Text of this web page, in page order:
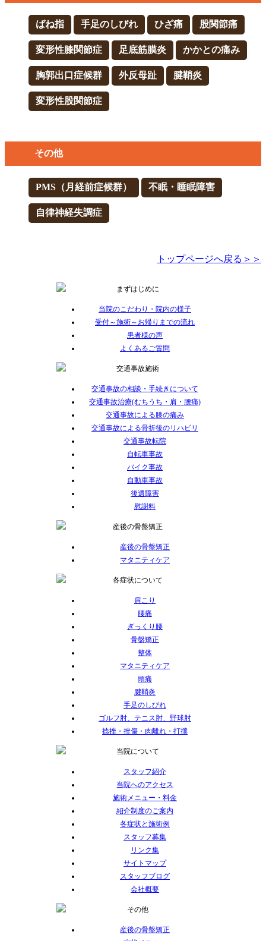
ばね指 手足のしびれ ひざ痛 股関節痛
変形性膝関節症 足底筋膜炎 かかとの痛み
胸郭出口症候群 外反母趾 腱鞘炎
変形性股関節症
その他
PMS（月経前症候群） 不眠・睡眠障害
自律神経失調症
トップページへ戻る＞＞
当院のこだわり・院内の様子
受付～施術～お帰りまでの流れ
患者様の声
よくあるご質問
交通事故の相談・手続きについて
交通事故治療(むちうち・肩・腰痛)
交通事故による膝の痛み
交通事故による骨折後のリハビリ
交通事故転院
自転車事故
バイク事故
自動車事故
後遺障害
慰謝料
産後の骨盤矯正
マタニティケア
肩こり
腰痛
ぎっくり腰
骨盤矯正
整体
マタニティケア
頭痛
腱鞘炎
手足のしびれ
ゴルフ肘、テニス肘、野球肘
捻挫・挫傷・肉離れ・打撲
スタッフ紹介
当院へのアクセス
施術メニュー・料金
紹介制度のご案内
各症状と施術例
スタッフ募集
リンク集
サイトマップ
スタッフブログ
会社概要
産後の骨盤矯正